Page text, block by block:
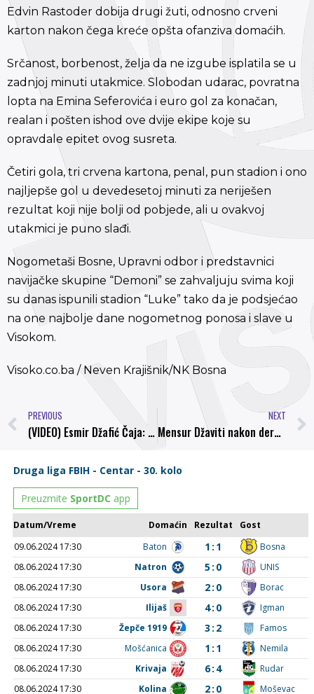
Edvin Rastoder dobija drugi žuti, odnosno crveni
karton nakon čega kreće opšta ofanziva domaćih.
Srčanost, borbenost, želja da ne izgube isplatila se u
zadnjoj minuti utakmice. Slobodan udarac, povratna
lopta na Emina Seferovića i euro gol za konačan,
realan i pošten ishod ove dvije ekipe koje su
opravdale epitet ovog susreta.
Četiri gola, tri crvena kartona, penal, pun stadion i ono
najljepše gol u devedesetoj minuti za neriješen
rezultat koji nije bolji od pobjede, ali u ovakvoj
utakmici je puno slađi.
Nogometaši Bosne, Upravni odbor i predstavnici
navijačke skupine “Demoni” se zahvaljuju svima koji
su danas ispunili stadion “Luke” tako da je podsjećao
na one najbolje dane nogometnog ponosa i slave u
Visokom.
Visoko.co.ba / Neven Krajišnik/NK Bosna
PREVIOUS
(VIDEO) Esmir Džafić Čaja: “Želim da Bosna protiv Famosa nastavi pobjednički niz!”
NEXT
Mensur Džaviti nakon derbija sa Famosom: Igrači su odigrali po meni do sad najbolju utakmicu